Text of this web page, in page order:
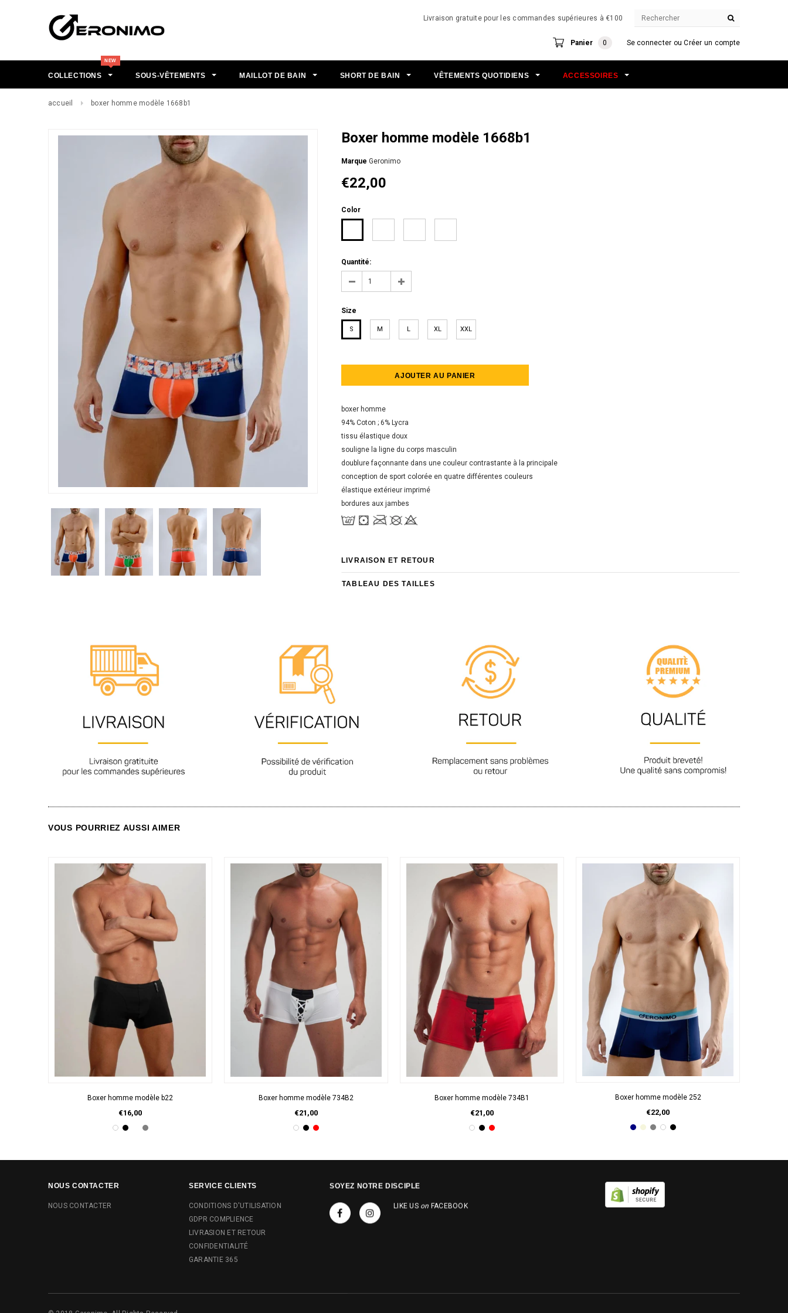
Livraison gratuite pour les commandes supérieures à €100
Se connecter ou Créer un compte
Panier 0
COLLECTIONS SOUS-VÊTEMENTS MAILLOT DE BAIN SHORT DE BAIN VÊTEMENTS QUOTIDIENS ACCESSOIRES
accueil boxer homme modèle 1668b1
Boxer homme modèle 1668b1
Мarque Geronimo
€22,00
Color
Quantité:
Size
S M L XL XXL
boxer homme
94% Coton ; 6% Lycra
tissu élastique doux
souligne la ligne du corps masculin
doublure façonnante dans une couleur contrastante à la principale
conception de sport colorée en quatre différentes couleurs
élastique extérieur imprimé
bordures aux jambes
LIVRAISON ET RETOUR
TABLEAU DES TAILLES
VOUS POURRIEZ AUSSI AIMER
APERÇU RAPIDE
Boxer homme modèle b22
€16,00
APERÇU RAPIDE
Boxer homme modèle 734B2
€21,00
APERÇU RAPIDE
Boxer homme modèle 734B1
€21,00
APERÇU RAPIDE
Boxer homme modèle 252
€22,00
NOUS CONTACTER
NOUS CONTACTER
SERVICE CLIENTS
CONDITIONS D'UTILISATION
GDPR COMPLIENCE
LIVRASION ET RETOUR
CONFIDENTIALITÉ
GARANTIE 365
SOYEZ NOTRE DISCIPLE
LIKE US on FACEBOOK